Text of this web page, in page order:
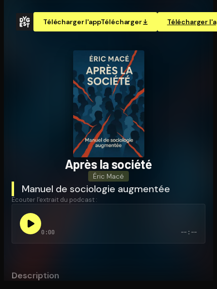
Télécharger l'appTélécharger Télécharger
Après la société
Éric Macé
Manuel de sociologie augmentée
Écouter l'extrait du podcast :
0:00 --:--
Description